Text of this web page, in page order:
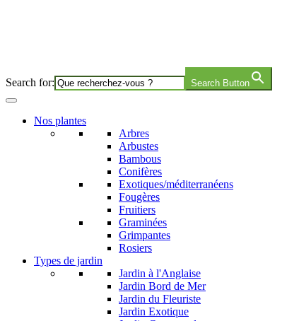
Search for: Search Button
Nos plantes
Arbres
Arbustes
Bambous
Conifères
Exotiques/méditerranéens
Fougères
Fruitiers
Graminées
Grimpantes
Rosiers
Types de jardin
Jardin à l'Anglaise
Jardin Bord de Mer
Jardin du Fleuriste
Jardin Exotique